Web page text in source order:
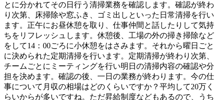
とに分かれてその日行う清掃業務を確認します。確認が終わ
り次第、床掃除や窓ふき、ゴミ出しといった日常清掃を行い
ます。正午にお昼休憩を取り、仕事仲間と話したりして気持
ちをリフレッシュします。休憩後、工場の外の掃き掃除など
をして14：00ごろに小休憩をはさみます。それから曜日ごと
に決められた定期清掃を行います。定期清掃が終わり次第、
チームごとにミーティングを行い明日の清掃内容の確認や分
担を決めます。確認の後、一日の業務が終わります。今の仕
事について月収の相場はどのくらいですか？平均して20万く
らいからが多いですね。ただ昇給制度などもあるので、うち